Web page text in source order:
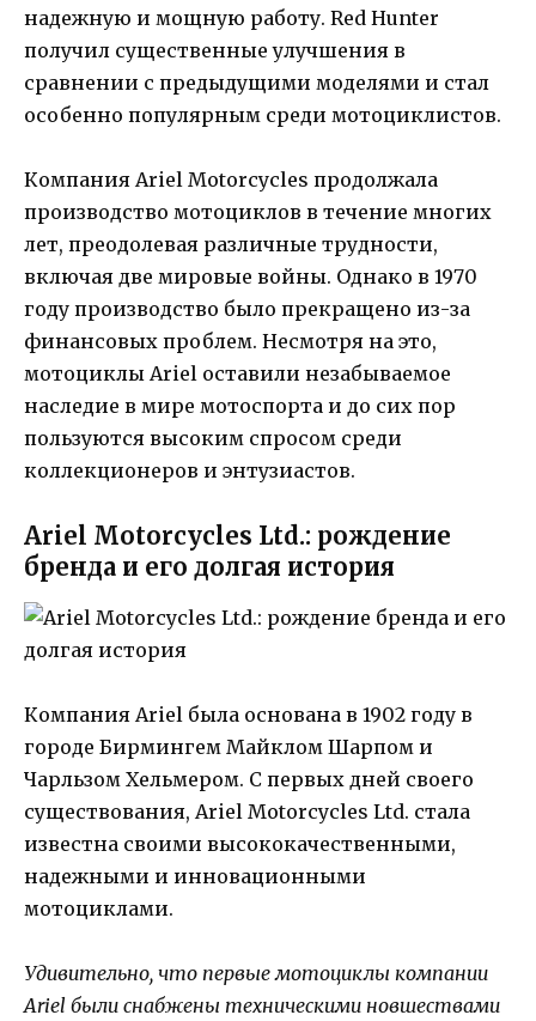
надежную и мощную работу. Red Hunter
получил существенные улучшения в
сравнении с предыдущими моделями и стал
особенно популярным среди мотоциклистов.
Компания Ariel Motorcycles продолжала
производство мотоциклов в течение многих
лет, преодолевая различные трудности,
включая две мировые войны. Однако в 1970
году производство было прекращено из-за
финансовых проблем. Несмотря на это,
мотоциклы Ariel оставили незабываемое
наследие в мире мотоспорта и до сих пор
пользуются высоким спросом среди
коллекционеров и энтузиастов.
Ariel Motorcycles Ltd.: рождение
бренда и его долгая история
Компания Ariel была основана в 1902 году в
городе Бирмингем Майклом Шарпом и
Чарльзом Хельмером. С первых дней своего
существования, Ariel Motorcycles Ltd. стала
известна своими высококачественными,
надежными и инновационными
мотоциклами.
Удивительно, что первые мотоциклы компании
Ariel были снабжены техническими новшествами